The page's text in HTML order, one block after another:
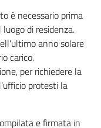
è necessario prima
di residenza.
anno solare
carico.
per richiedere la
protesti la
e firmata in